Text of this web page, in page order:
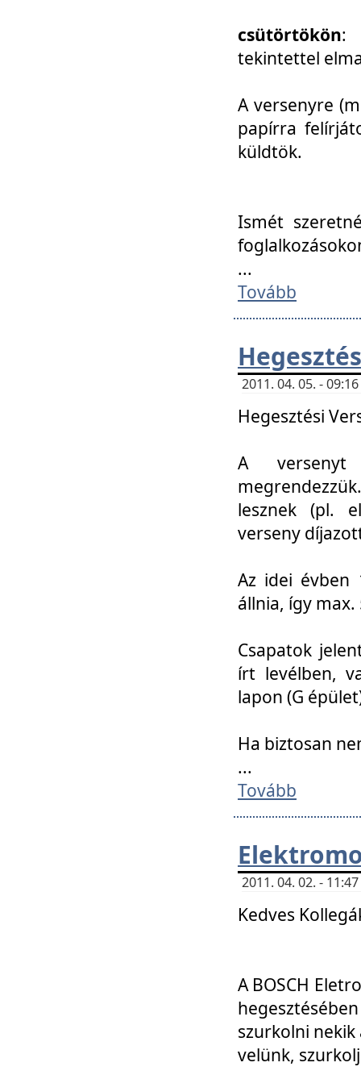
csütörtökön:
tekintettel
A versenyre
papírra
küldtök.
Ismét
...
Tovább
2011. 04. 05. -
Hegesztési
A versenyt
lesznek (pl.
verseny
Az idei évben
állnia, így
Csapatok
írt levélben,
lapon (G
Ha biztosan
...
Tovább
2011. 04. 02. -
Kedves
A BOSCH
szurkolni
velünk,